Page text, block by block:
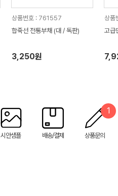
상품번호 : 761557
합죽선 전통부채 (대 / 독판)
3,250원
상
고급
시안샘플 배송/결제 상품문의
1